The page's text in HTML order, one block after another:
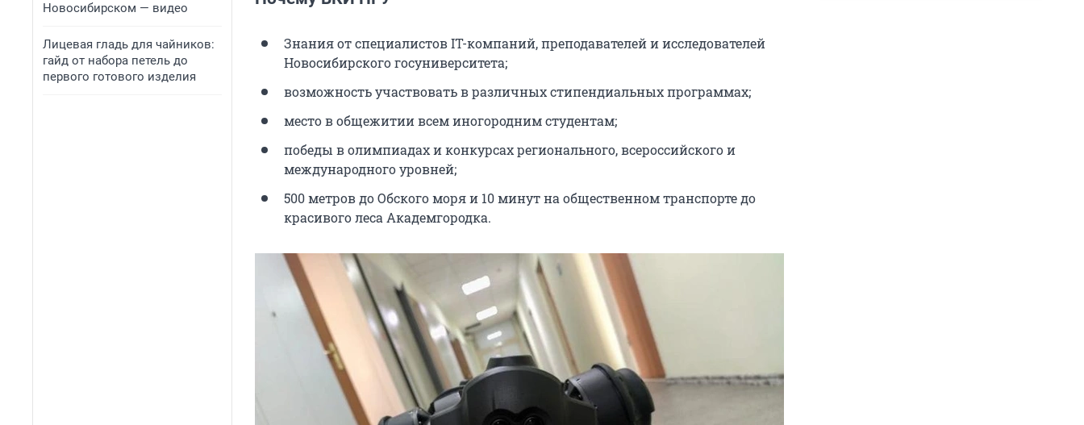
Новосибирском — видео
Лицевая гладь для чайников:
гайд от набора петель до
первого готового изделия
Знания от специалистов IT-компаний, преподавателей и исследователей
Новосибирского госуниверситета;
возможность участвовать в различных стипендиальных программах;
место в общежитии всем иногородним студентам;
победы в олимпиадах и конкурсах регионального, всероссийского и
международного уровней;
500 метров до Обского моря и 10 минут на общественном транспорте до
красивого леса Академгородка.